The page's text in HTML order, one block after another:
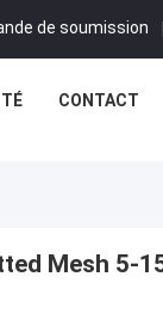
de soumission |
CONTACT
Mesh 5-